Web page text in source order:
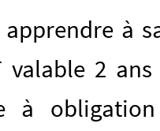
à
valable 2
à